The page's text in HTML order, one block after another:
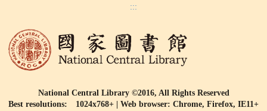
:::
National Central Library ©2016, All Rights Reserved
Best resolutions: 1024x768+ | Web browser: Chrome, Firefox, IE11+